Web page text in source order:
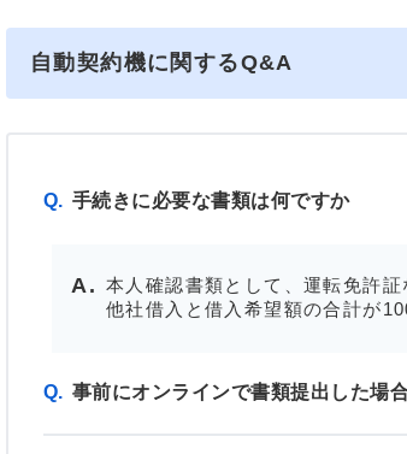
自動契約機に関するQ&A
Q. 手続きに必要な書類は何ですか
本人確認書類として、運転免許
他社借入と借入希望額の合計が
Q. 事前にオンラインで書類提出した場